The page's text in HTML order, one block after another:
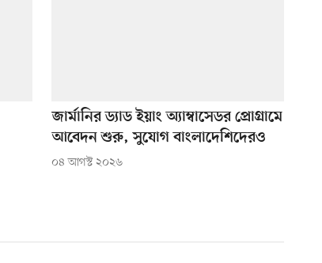
জার্মানির ড্যাড ইয়াং অ্যাম্বাসেডর প্রোগ্রামে
আবেদন শুরু, সুযোগ বাংলাদেশিদেরও
০৪ আগস্ট ২০২৬